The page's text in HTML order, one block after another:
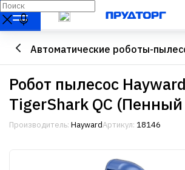
Автоматические роботы-
Робот пылесос Hayward
TigerShark QC
Производитель: HaywardАртикул: 18146